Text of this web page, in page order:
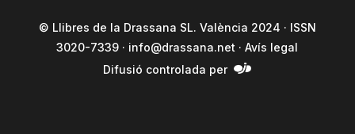
© Llibres de la Drassana SL. València 2024 · ISSN
3020-7339 · info@drassana.net ·Avís legal
Difusió controlada per